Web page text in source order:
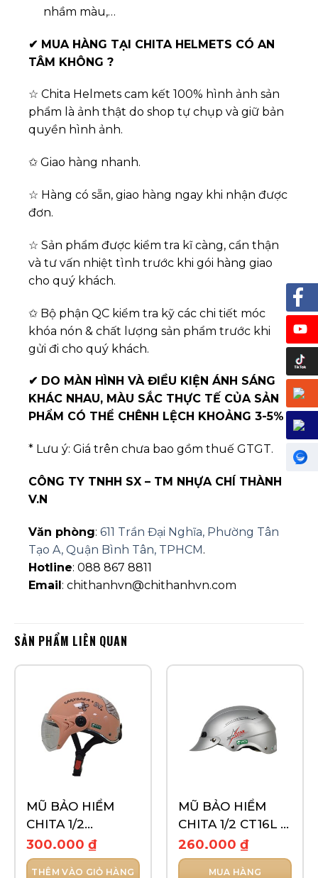
nhầm màu,…
✔ MUA HÀNG TẠI CHITA HELMETS CÓ AN
TÂM KHÔNG ?
☆ Chita Helmets cam kết 100% hình ảnh sản
phẩm là ảnh thật do shop tự chụp và giữ bản
quyền hình ảnh.
✩ Giao hàng nhanh.
☆ Hàng có sẵn, giao hàng ngay khi nhận được
đơn.
☆ Sản phẩm được kiểm tra kĩ càng, cẩn thận
và tư vấn nhiệt tình trước khi gói hàng giao
cho quý khách.
✩ Bộ phận QC kiểm tra kỹ các chi tiết móc
khóa nón & chất lượng sản phẩm trước khi
gửi đi cho quý khách.
✔ DO MÀN HÌNH VÀ ĐIỀU KIỆN ÁNH SÁNG
KHÁC NHAU, MÀU SẮC THỰC TẾ CỦA SẢN
PHẨM CÓ THỂ CHÊNH LỆCH KHOẢNG 3-5%
* Lưu ý: Giá trên chưa bao gồm thuế GTGT.
CÔNG TY TNHH SX – TM NHỰA CHÍ THÀNH
V.N
Văn phòng: 611 Trần Đại Nghĩa, Phường Tân
Tạo A, Quận Bình Tân, TPHCM.
Hotline: 088 867 8811
Email: chithanhvn@chithanhvn.com
SẢN PHẨM LIÊN QUAN
MŨ BẢO HIỂM
CHITA 1/2
CT33(K)- TEM
CAPYBARA
300.000 ₫
THÊM VÀO GIỎ HÀNG
MŨ BẢO HIỂM
CHITA 1/2 CT16L –
TEM SUPER STAR
260.000 ₫
MUA HÀNG